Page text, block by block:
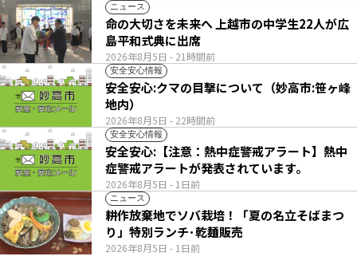
ニュース
2026年8月5日 - 21時間前
命の大切さを未来へ 上越市の中学生22人が広
島平和式典に出席
安全安心情報
2026年8月5日 - 22時間前
安全安心:クマの目撃について（妙高市:笹ヶ峰
地内）
安全安心情報
2026年8月5日 - 1日前
安全安心:【注意：熱中症警戒アラート】熱中
症警戒アラートが発表されています。
ニュース
2026年8月5日 - 1日前
耕作放棄地でソバ栽培！「夏の名立そばまつ
り」特別ランチ･乾麺販売